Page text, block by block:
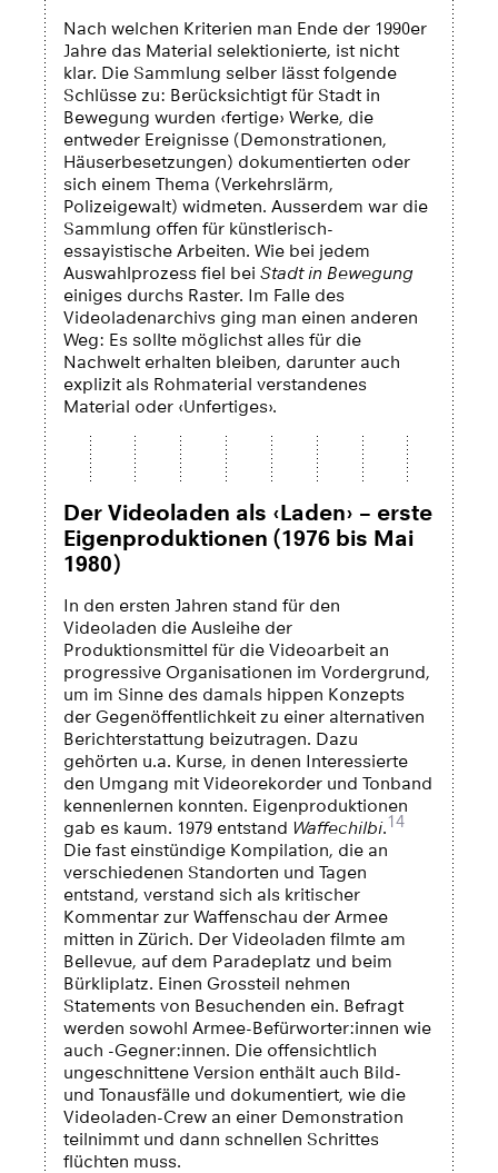
Nach welchen Kriterien man Ende der 1990er
Jahre das Material selektionierte, ist nicht
klar. Die Sammlung selber lässt folgende
Schlüsse zu: Berücksichtigt für Stadt in
Bewegung wurden ‹fertige› Werke, die
entweder Ereignisse (Demonstrationen,
Häuserbesetzungen) dokumentierten oder
sich einem Thema (Verkehrslärm,
Polizeigewalt) widmeten. Ausserdem war die
Sammlung offen für künstlerisch-
essayistische Arbeiten. Wie bei jedem
Auswahlprozess fiel bei Stadt in Bewegung
einiges durchs Raster. Im Falle des
Videoladenarchivs ging man einen anderen
Weg: Es sollte möglichst alles für die
Nachwelt erhalten bleiben, darunter auch
explizit als Rohmaterial verstandenes
Material oder ‹Unfertiges›.
Der Videoladen als ‹Laden› – erste
Eigenproduktionen (1976 bis Mai
1980)
In den ersten Jahren stand für den
Videoladen die Ausleihe der
Produktionsmittel für die Videoarbeit an
progressive Organisationen im Vordergrund,
um im Sinne des damals hippen Konzepts
der Gegenöffentlichkeit zu einer alternativen
Berichterstattung beizutragen. Dazu
gehörten u.a. Kurse, in denen Interessierte
den Umgang mit Videorekorder und Tonband
kennenlernen konnten. Eigenproduktionen
gab es kaum. 1979 entstand Waffechilbi.14
Die fast einstündige Kompilation, die an
verschiedenen Standorten und Tagen
entstand, verstand sich als kritischer
Kommentar zur Waffenschau der Armee
mitten in Zürich. Der Videoladen filmte am
Bellevue, auf dem Paradeplatz und beim
Bürkliplatz. Einen Grossteil nehmen
Statements von Besuchenden ein. Befragt
werden sowohl Armee-Befürworter:innen wie
auch -Gegner:innen. Die offensichtlich
ungeschnittene Version enthält auch Bild-
und Tonausfälle und dokumentiert, wie die
Videoladen-Crew an einer Demonstration
teilnimmt und dann schnellen Schrittes
flüchten muss.